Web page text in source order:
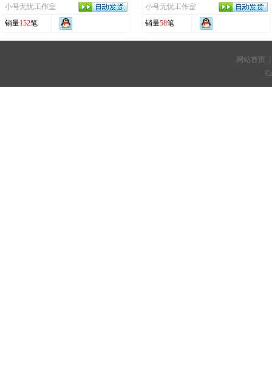
小号无忧工作室
销量152笔
小号无忧工作室
销量58笔
网站首页